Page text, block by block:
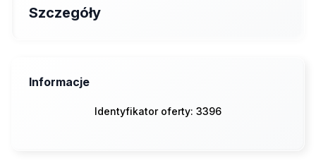
Szczegóły
Informacje
Identyfikator oferty: 3396